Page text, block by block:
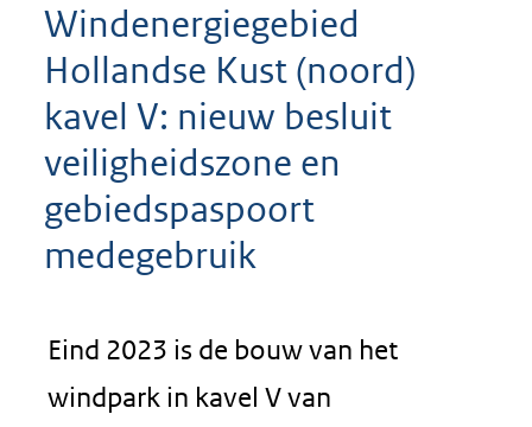
Windenergiegebied
Hollandse Kust (noord)
kavel V: nieuw besluit
veiligheidszone en
gebiedspaspoort
medegebruik
Eind 2023 is de bouw van het
windpark in kavel V van